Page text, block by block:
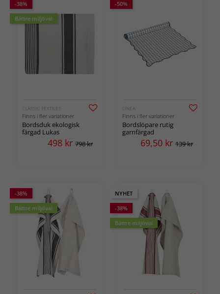
-38%
Bättre miljöval
CLASSIC TEXTILES
Finns i fler variationer
Bordsduk ekologisk
färgad Lukas
498 kr 798 kr
-50%
LINEA
Finns i fler variationer
Bordslöpare rutig
garnfärgad
69,50 kr 139 kr
-38%
Bättre miljöval
NYHET
-38%
Bättre miljöval